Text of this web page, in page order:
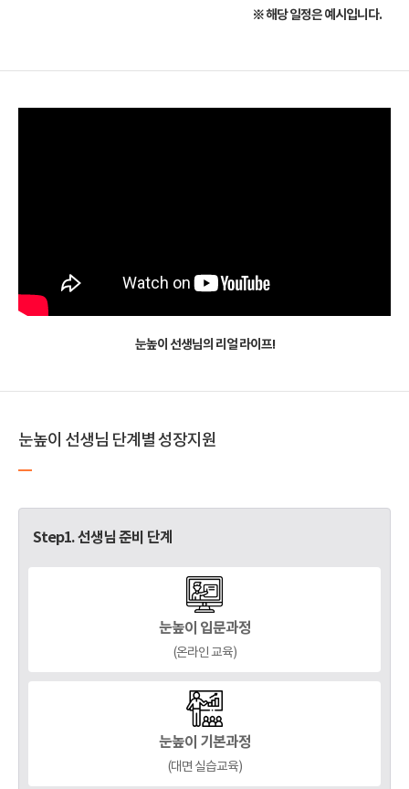
※ 해당 일정은 예시입니다.
눈높이 선생님의 리얼 라이프!
눈높이 선생님 단계별 성장지원
Step1. 선생님 준비 단계
눈높이 입문과정
(온라인 교육)
눈높이 기본과정
(대면 실습교육)